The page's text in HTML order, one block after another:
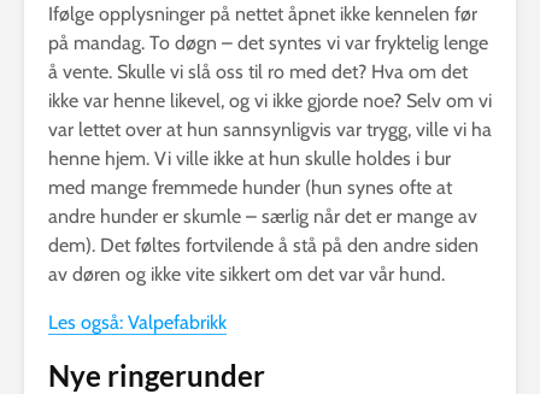
Ifølge opplysninger på nettet åpnet ikke kennelen før
på mandag. To døgn – det syntes vi var fryktelig lenge
å vente. Skulle vi slå oss til ro med det? Hva om det
ikke var henne likevel, og vi ikke gjorde noe? Selv om vi
var lettet over at hun sannsynligvis var trygg, ville vi ha
henne hjem. Vi ville ikke at hun skulle holdes i bur
med mange fremmede hunder (hun synes ofte at
andre hunder er skumle – særlig når det er mange av
dem). Det føltes fortvilende å stå på den andre siden
av døren og ikke vite sikkert om det var vår hund.
Les også: Valpefabrikk
Nye ringerunder